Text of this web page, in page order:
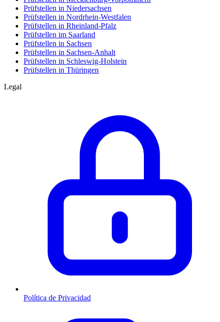
Prüfstellen in Niedersachsen
Prüfstellen in Nordrhein-Westfalen
Prüfstellen in Rheinland-Pfalz
Prüfstellen im Saarland
Prüfstellen in Sachsen
Prüfstellen in Sachsen-Anhalt
Prüfstellen in Schleswig-Holstein
Prüfstellen in Thüringen
Legal
Política de Privacidad